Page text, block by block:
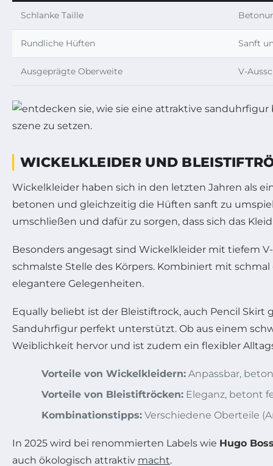
Schlanke Taille
Rundliche Hüften Sanft
Ausgeprägte Oberweite V-
WICKELKLEIDER UND
Wickelkleider haben sich in den letzten Jahren als
betonen und gleichzeitig die Hüften sanft zu
umschließen und dafür zu sorgen, dass sich das
Besonders angesagt sind Wickelkleider mit tiefem
schmalste Stelle des Körpers. Kombiniert mit
elegantere Gelegenheiten.
Equally beliebt ist der Bleistiftrock, auch Pencil Skirt
Sanduhrfigur perfekt unterstützt. Ob aus einem
Weiblichkeit hervor und ist zudem ein flexibler
Vorteile von Wickelkleidern: Anpassbar,
Vorteile von Bleistiftröcken: Eleganz, betont
Kombinationstipps: Verschiedene Oberteile
In 2025 wird bei renommierten Labels wie Hugo
auch ökologisch attraktiv macht.